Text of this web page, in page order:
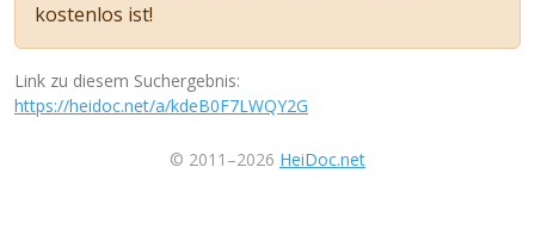
kostenlos ist!
Link zu diesem Suchergebnis:
https://heidoc.net/a/kdeB0F7LWQY2G
© 2011–2026 HeiDoc.net